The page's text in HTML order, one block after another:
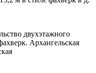
двухэтажного
Архангельская